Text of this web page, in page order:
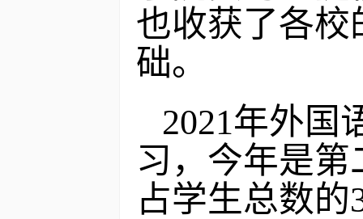
也收获了各校
础。
2021年外国
习，今年是
占学生总数